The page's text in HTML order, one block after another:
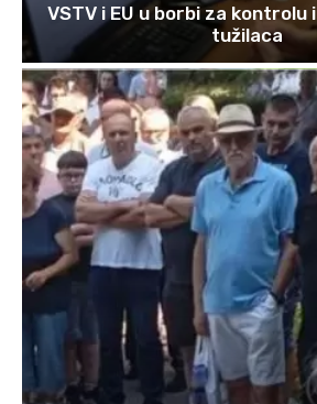
VSTV i EU u borbi za kontrolu
tužilaca